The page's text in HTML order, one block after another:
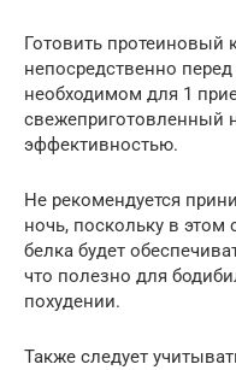
Готовить протеиновый
непосредственно
необходимом для 1
свежеприготовленный
эффективностью.
Не рекомендуется
ночь, поскольку в этом
белка будет
что полезно для
похудении.
Также следует